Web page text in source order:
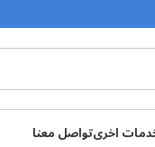
اخرىتواصل معنا